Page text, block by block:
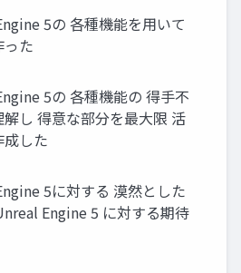
5の 各種機能を用いて
った
5の 各種機能の 得手不
し 得意な部分を最大限 活
した
5に対する 漠然とした
Engine 5 に対する期待